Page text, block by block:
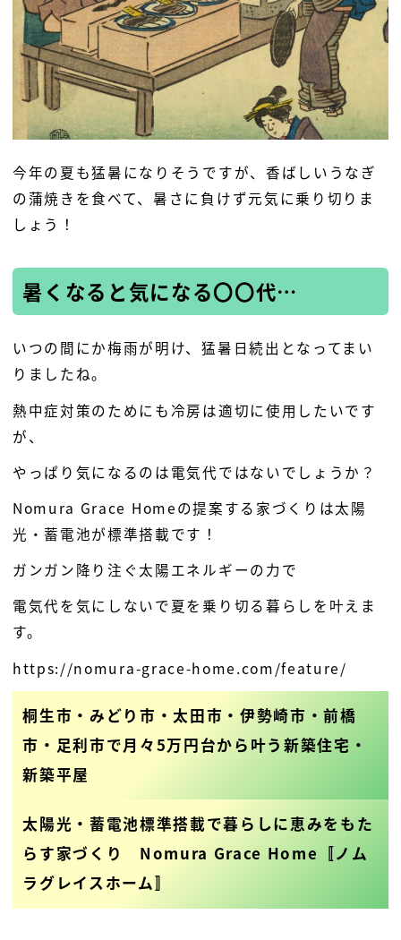
今年の夏も猛暑になりそうですが、香ばしいうなぎ
の蒲焼きを食べて、暑さに負けず元気に乗り切りま
しょう！
暑くなると気になる〇〇代…
いつの間にか梅雨が明け、猛暑日続出となってまい
りましたね。
熱中症対策のためにも冷房は適切に使用したいです
が、
やっぱり気になるのは電気代ではないでしょうか？
Nomura Grace Homeの提案する家づくりは太陽
光・蓄電池が標準搭載です！
ガンガン降り注ぐ太陽エネルギーの力で
電気代を気にしないで夏を乗り切る暮らしを叶えま
す。
https://nomura-grace-home.com/feature/
桐生市・みどり市・太田市・伊勢崎市・前橋
市・足利市で月々5万円台から叶う新築住宅・
新築平屋
太陽光・蓄電池標準搭載で暮らしに恵みをもた
らす家づくり Nomura Grace Home〚ノム
ラグレイスホーム〛